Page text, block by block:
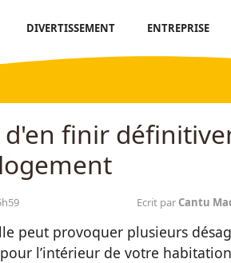
DIVERTISSEMENT ENTREPRISE
finir
Ecrit par Cantu
peut provoquer plusieurs
l’intérieur de votre